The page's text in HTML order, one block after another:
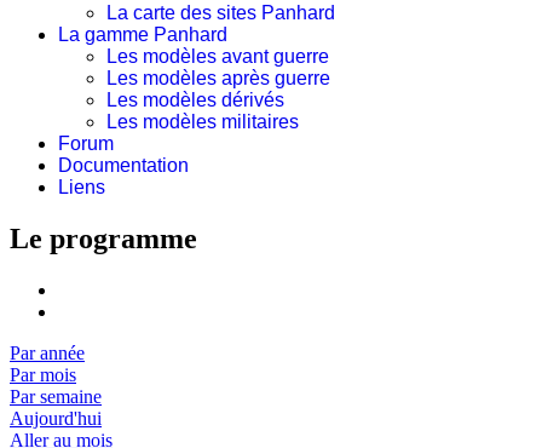
La carte des sites Panhard
La gamme Panhard
Les modèles avant guerre
Les modèles après guerre
Les modèles dérivés
Les modèles militaires
Forum
Documentation
Liens
Le programme
Par année
Par mois
Par semaine
Aujourd'hui
Aller au mois